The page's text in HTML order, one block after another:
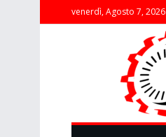
venerdì, Agosto 7, 2026